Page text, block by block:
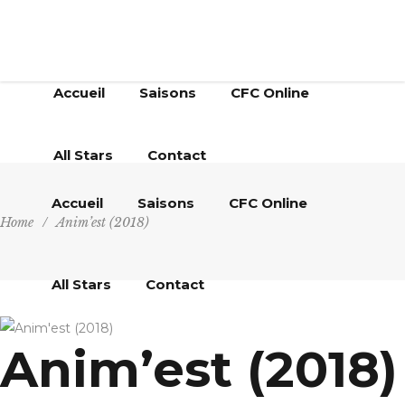
Accueil Saisons CFC Online
All Stars Contact
Accueil Saisons CFC Online
All Stars Contact
Home / Anim’est (2018)
Anim’est (2018)